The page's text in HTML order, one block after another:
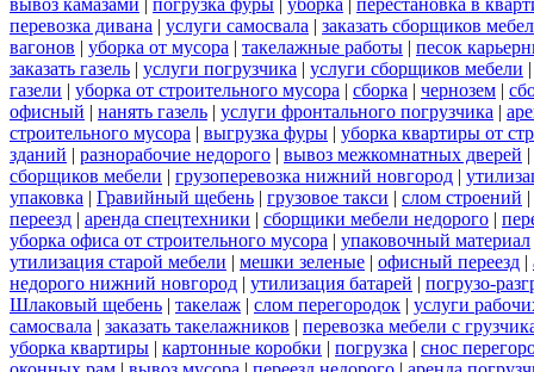
вывоз камазами | погрузка фуры | уборка | перестановка в
перевозка дивана | услуги самосвала | заказать сборщиков
вагонов | уборка от мусора | такелажные работы | песок
заказать газель | услуги погрузчика | услуги сборщиков мебели
газели | уборка от строительного мусора | сборка | чернозем |
офисный | нанять газель | услуги фронтального погрузчика |
строительного мусора | выгрузка фуры | уборка квартиры от
зданий | разнорабочие недорого | вывоз межкомнатных дверей |
сборщиков мебели | грузоперевозка нижний новгород |
упаковка | Гравийный щебень | грузовое такси | слом строений |
переезд | аренда спецтехники | сборщики мебели недорого |
уборка офиса от строительного мусора | упаковочный материал
утилизация старой мебели | мешки зеленые | офисный переезд |
недорого нижний новгород | утилизация батарей | погрузо-
Шлаковый щебень | такелаж | слом перегородок | услуги
самосвала | заказать такелажников | перевозка мебели с
уборка квартиры | картонные коробки | погрузка | снос